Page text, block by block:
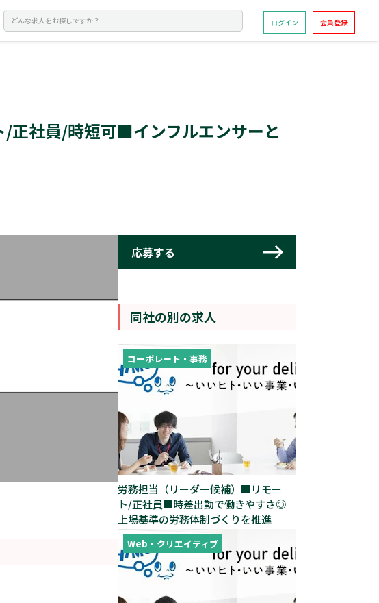
ログイン 会員登録
正社員/時短可■インフルエンサーと
同社の別の求人
コーポレート・事務
労務担当（リーダー候補）■リモー
ト/正社員■時差出勤で働きやすさ◎
上場基準の労務体制づくりを推進
Web・クリエイティブ